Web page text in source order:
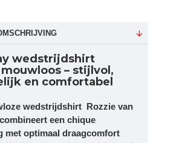
wedstrijdshirt
mouwloos – stijlvol,
en comfortabel
wedstrijdshirt Rozzie van
combineert een chique
met optimaal draagcomfort